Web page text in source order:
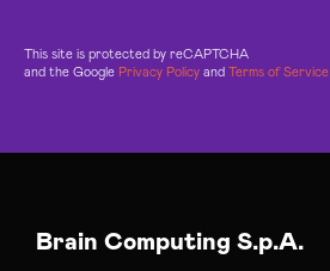
This site is protected by reCAPTCHA
and the Google Privacy Policy and Terms of Service
Brain Computing S.p.A.